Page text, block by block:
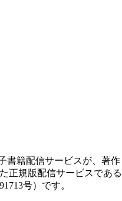
書籍配信サービスが、著作
正規版配信サービスである
号）です。